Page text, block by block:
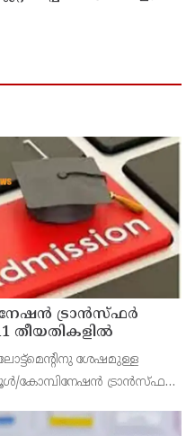
ട്രാൻസ്ഫർ
ശേഷമുള്ള
കോമ്പിനേഷൻ ട്രാൻസ്ഫർ